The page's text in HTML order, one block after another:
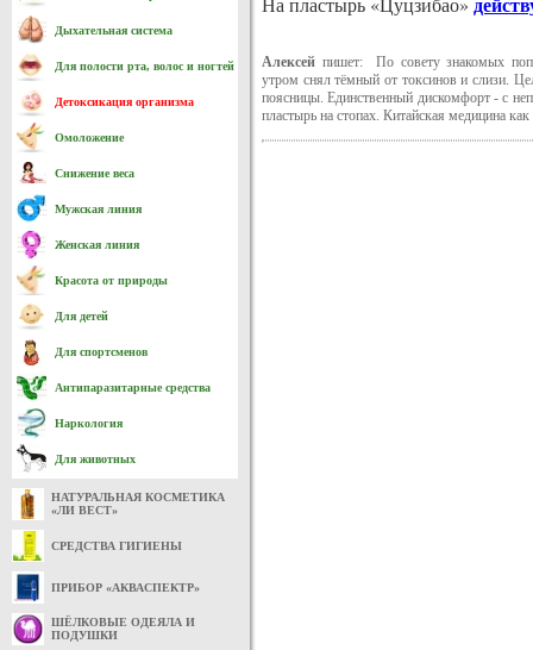
Дыхательная система
Для полости рта, волос и ногтей
Детоксикация организма
Омоложение
Снижение веса
Мужская линия
Женская линия
Красота от природы
Для детей
Для спортсменов
Антипаразитарные средства
Наркология
Для животных
НАТУРАЛЬНАЯ КОСМЕТИКА
«ЛИ ВЕСТ»
СРЕДСТВА ГИГИЕНЫ
ПРИБОР «АКВАСПЕКТР»
ШЁЛКОВЫЕ ОДЕЯЛА И
ПОДУШКИ
Алексей пишет: По совету знакомых
утром снял тёмный от токсинов и слизи.
поясницы. Единственный дискомфорт - с
пластырь на стопах. Китайская медицина как